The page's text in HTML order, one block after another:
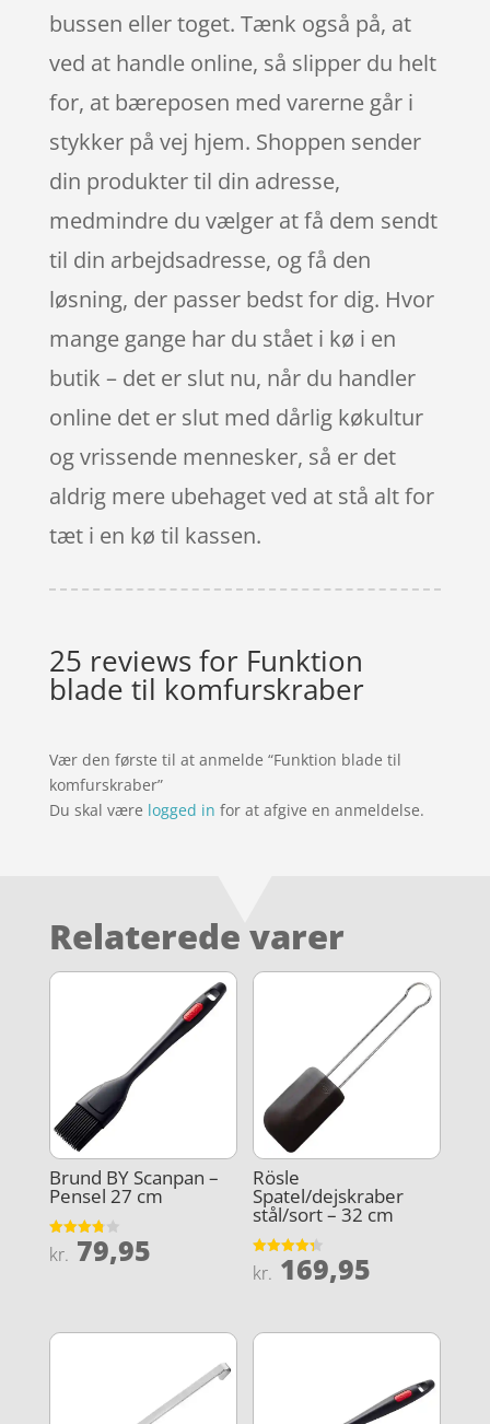
bussen eller toget. Tænk også på, at
ved at handle online, så slipper du helt
for, at bæreposen med varerne går i
stykker på vej hjem. Shoppen sender
din produkter til din adresse,
medmindre du vælger at få dem sendt
til din arbejdsadresse, og få den
løsning, der passer bedst for dig. Hvor
mange gange har du stået i kø i en
butik – det er slut nu, når du handler
online det er slut med dårlig køkultur
og vrissende mennesker, så er det
aldrig mere ubehaget ved at stå alt for
tæt i en kø til kassen.
25 reviews for Funktion
blade til komfurskraber
Vær den første til at anmelde “Funktion blade til
komfurskraber”
Du skal være logged in for at afgive en anmeldelse.
Relaterede varer
Brund BY Scanpan –
Pensel 27 cm
Vurderet
3.8
kr. 79,95
Rösle
Spatel/dejskraber
stål/sort – 32 cm
Vurderet
4.3
kr. 169,95